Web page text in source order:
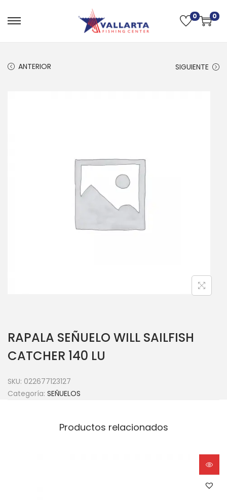
0 0
ANTERIOR SIGUIENTE
RAPALA SEÑUELO WILL SAILFISH
CATCHER 140 LU
SKU: 022677123127
Categoría: SEÑUELOS
Productos relacionados